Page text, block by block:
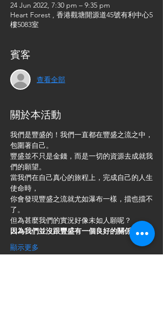
24 Jun 2022, 7:30 pm – 9:35 pm
Heart Forest , 香港觀塘開源道45號有利中心5
樓5083室
賓客
查看全部
關於本活動
我們是豐盛的！我們一直都在豐盛之流之中，
包圍著自己。
豐盛並不只是金錢，而是一切的資源去成就我
們的願望。
當我們在自己真心的旅程上，完成自己的人生
使命時，
你會發現豐盛之流就尤如瀑布一樣，擋也擋不
了。
但為甚麼我們的實況好像未如人願呢？
因為我們並沒跟豐盛有一個良好的關係。
顯示更多